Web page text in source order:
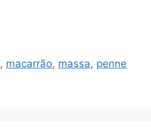
, macarrão, massa, penne